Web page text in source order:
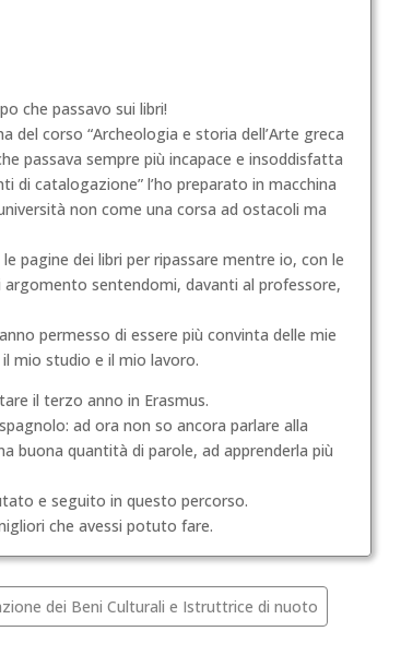
che passavo sui libri!
del corso “Archeologia e storia dell’Arte greca
passava sempre più incapace e insoddisfatta
di catalogazione” l’ho preparato in macchina
non come una corsa ad ostacoli ma
pagine dei libri per ripassare mentre io, con le
sentendomi, davanti al professore,
permesso di essere più convinta delle mie
mio studio e il mio lavoro.
il terzo anno in Erasmus.
ad ora non so ancora parlare alla
buona quantità di parole, ad apprenderla più
e seguito in questo percorso.
che avessi potuto fare.
dei Beni Culturali e Istruttrice di nuoto